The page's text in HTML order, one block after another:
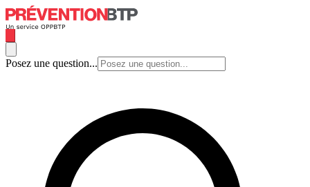
Posez une question...